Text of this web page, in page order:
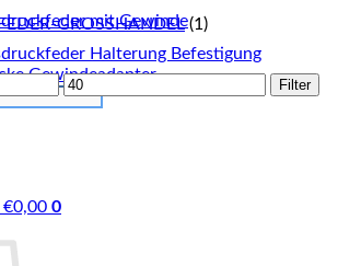
mit Gewinde
Halterung Befestigung
Gewindeadapter
€0,00 0
GROSSHANDEL (1)
Max.
Preis
Filter